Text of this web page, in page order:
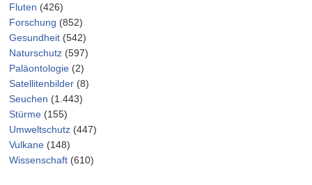
Fluten (426)
Forschung (852)
Gesundheit (542)
Naturschutz (597)
Paläontologie (2)
Satellitenbilder (8)
Seuchen (1.443)
Stürme (155)
Umweltschutz (447)
Vulkane (148)
Wissenschaft (610)